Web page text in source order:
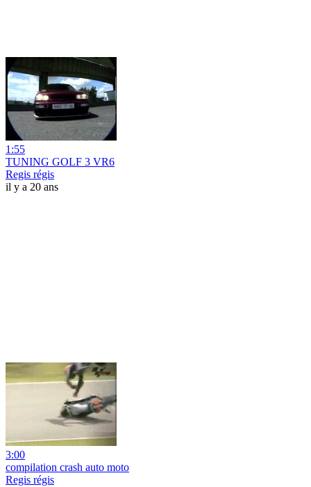
1:55
TUNING GOLF 3 VR6
Regis régis
il y a 20 ans
3:00
compilation crash auto moto
Regis régis